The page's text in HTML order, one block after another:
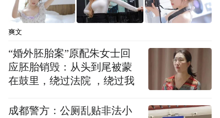
采访中，胡泳从三个相互关联的层面，剖析
了“手机式童年”对孩子的深刻影响。
第一重是大脑与注意力的重构。“青少年的大
脑仍处于发育过程中，他们的自控力和对成
意力”这一概念，他认为，一种是“自动注意
爽文
“婚外胚胎案”原配朱女士回
应胚胎销毁：从头到尾被蒙
在鼓里，绕过法院 ，绕过我
成都警方：公厕乱贴非法小